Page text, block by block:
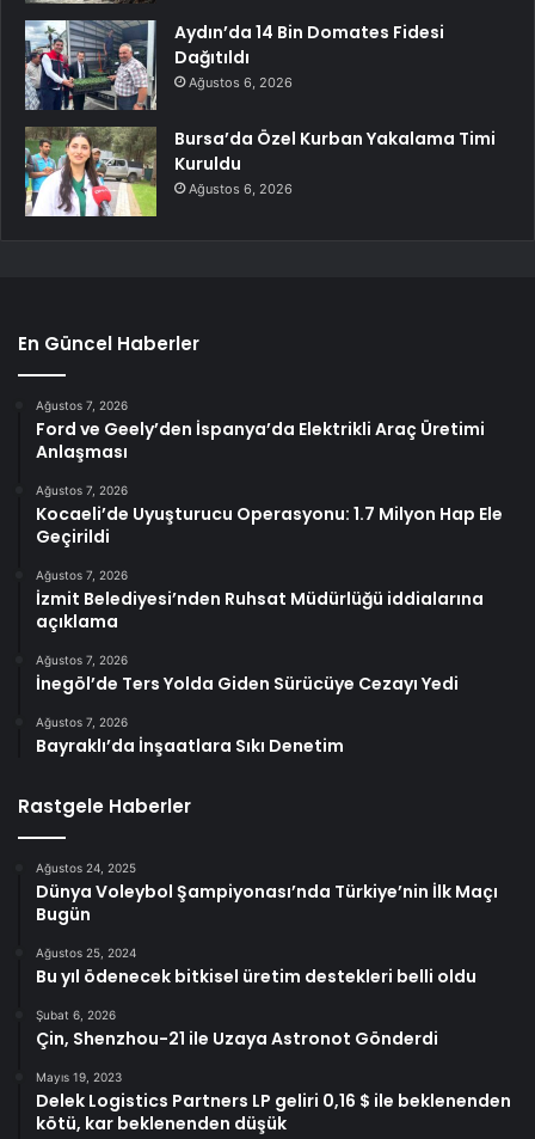
Aydın’da 14 Bin Domates Fidesi
Dağıtıldı
Ağustos 6, 2026
Bursa’da Özel Kurban Yakalama Timi
Kuruldu
Ağustos 6, 2026
En Güncel Haberler
Ağustos 7, 2026
Ford ve Geely’den İspanya’da Elektrikli Araç Üretimi
Anlaşması
Ağustos 7, 2026
Kocaeli’de Uyuşturucu Operasyonu: 1.7 Milyon Hap Ele
Geçirildi
Ağustos 7, 2026
İzmit Belediyesi’nden Ruhsat Müdürlüğü iddialarına
açıklama
Ağustos 7, 2026
İnegöl’de Ters Yolda Giden Sürücüye Cezayı Yedi
Ağustos 7, 2026
Bayraklı’da İnşaatlara Sıkı Denetim
Rastgele Haberler
Ağustos 24, 2025
Dünya Voleybol Şampiyonası’nda Türkiye’nin İlk Maçı
Bugün
Ağustos 25, 2024
Bu yıl ödenecek bitkisel üretim destekleri belli oldu
Şubat 6, 2026
Çin, Shenzhou-21 ile Uzaya Astronot Gönderdi
Mayıs 19, 2023
Delek Logistics Partners LP geliri 0,16 $ ile beklenenden
kötü, kar beklenenden düşük